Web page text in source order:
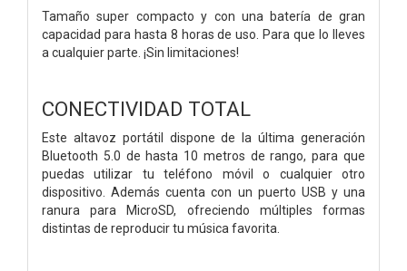
Tamaño super compacto y con una batería de gran
capacidad para hasta 8 horas de uso. Para que lo lleves
a cualquier parte. ¡Sin limitaciones!
CONECTIVIDAD TOTAL
Este altavoz portátil dispone de la última generación
Bluetooth 5.0 de hasta 10 metros de rango, para que
puedas utilizar tu teléfono móvil o cualquier otro
dispositivo. Además cuenta con un puerto USB y una
ranura para MicroSD, ofreciendo múltiples formas
distintas de reproducir tu música favorita.